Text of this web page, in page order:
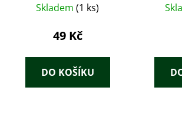
Skladem (1 ks)
49 Kč
DO KOŠÍKU